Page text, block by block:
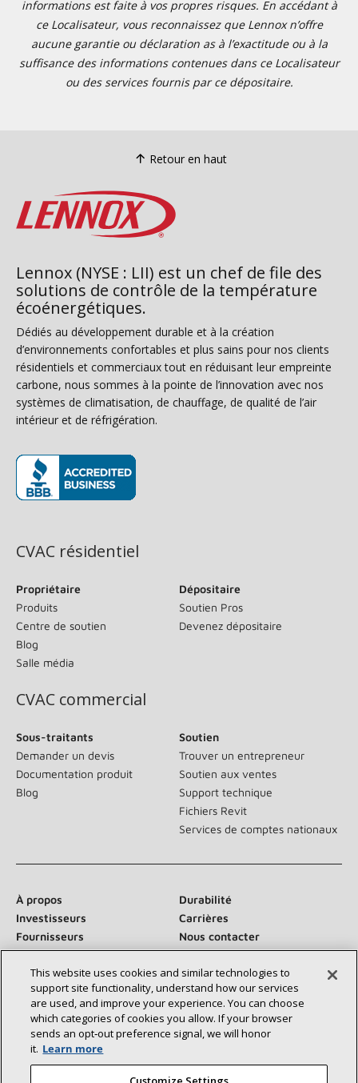
informations est faite à vos propres risques. En accédant à
ce Localisateur, vous reconnaissez que Lennox n’offre
aucune garantie ou déclaration as à l’exactitude ou à la
suffisance des informations contenues dans ce Localisateur
ou des services fournis par ce dépositaire.
Retour en haut
Lennox (NYSE : LII) est un chef de file des
solutions de contrôle de la température
écoénergétiques.
Dédiés au développement durable et à la création
d’environnements confortables et plus sains pour nos clients
résidentiels et commerciaux tout en réduisant leur empreinte
carbone, nous sommes à la pointe de l’innovation avec nos
systèmes de climatisation, de chauffage, de qualité de l’air
intérieur et de réfrigération.
CVAC résidentiel
Propriétaire
Produits
Centre de soutien
Blog
Salle média
Dépositaire
Soutien Pros
Devenez dépositaire
CVAC commercial
Sous-traitants
Demander un devis
Documentation produit
Blog
Soutien
Trouver un entrepreneur
Soutien aux ventes
Support technique
Fichiers Revit
Services de comptes nationaux
À propos
Durabilité
Investisseurs
Carrières
Fournisseurs
Nous contacter
Salle de presse
Communiquez avec nous :
This website uses cookies and similar technologies to
support site functionality, understand how our services
are used, and improve your experience. You can choose
which categories of cookies you allow. If your browser
sends an opt‑out preference signal, we will honor
it. Learn more